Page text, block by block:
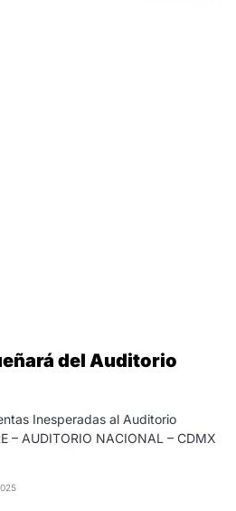
del Auditorio
Inesperadas al Auditorio
– AUDITORIO NACIONAL – CDMX